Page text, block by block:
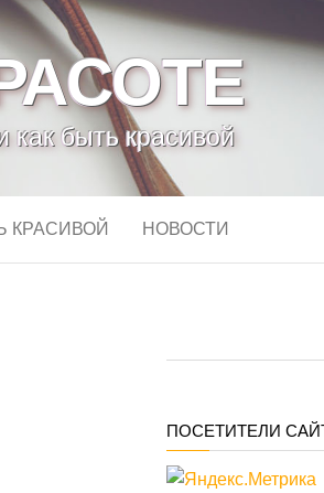
быть красивой
КРАСИВОЙ НОВОСТИ
ПОСЕТИТЕЛИ